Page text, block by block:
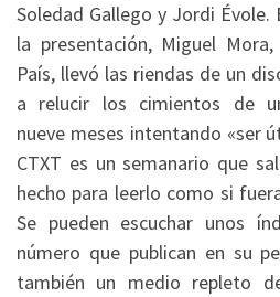
Soledad Gallego y Jordi
la presentación, Miguel
País, llevó las riendas de un
a relucir los cimientos de
nueve meses intentando «ser
CTXT es un semanario que
hecho para leerlo como si
Se pueden escuchar unos
número que publican en su
también un medio repleto